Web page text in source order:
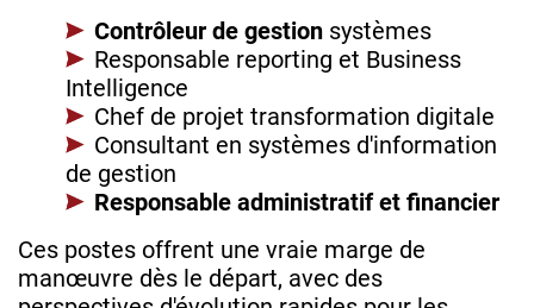
Contrôleur de gestion systèmes
Responsable reporting et Business
Intelligence
Chef de projet transformation digitale
Consultant en systèmes d'information
de gestion
Responsable administratif et financier
Ces postes offrent une vraie marge de
manœuvre dès le départ, avec des